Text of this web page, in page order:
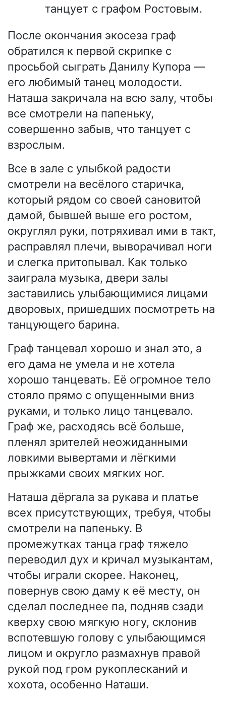
танцует с графом Ростовым.
После окончания экосеза граф
обратился к первой скрипке с
просьбой сыграть Данилу Купора —
его любимый танец молодости.
Наташа закричала на всю залу, чтобы
все смотрели на папеньку,
совершенно забыв, что танцует с
взрослым.
Все в зале с улыбкой радости
смотрели на весёлого старичка,
который рядом со своей сановитой
дамой, бывшей выше его ростом,
округлял руки, потряхивал ими в такт,
расправлял плечи, выворачивал ноги
и слегка притопывал. Как только
заиграла музыка, двери залы
заставились улыбающимися лицами
дворовых, пришедших посмотреть на
танцующего барина.
Граф танцевал хорошо и знал это, а
его дама не умела и не хотела
хорошо танцевать. Её огромное тело
стояло прямо с опущенными вниз
руками, и только лицо танцевало.
Граф же, расходясь всё больше,
пленял зрителей неожиданными
ловкими вывертами и лёгкими
прыжками своих мягких ног.
Наташа дёргала за рукава и платье
всех присутствующих, требуя, чтобы
смотрели на папеньку. В
промежутках танца граф тяжело
переводил дух и кричал музыкантам,
чтобы играли скорее. Наконец,
повернув свою даму к её месту, он
сделал последнее па, подняв сзади
кверху свою мягкую ногу, склонив
вспотевшую голову с улыбающимся
лицом и округло размахнув правой
рукой под гром рукоплесканий и
хохота, особенно Наташи.